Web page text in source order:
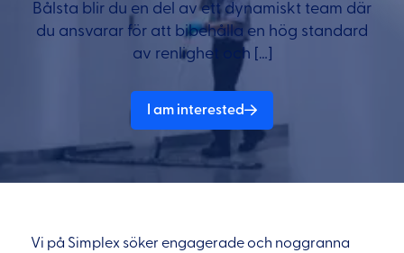
Bålsta blir du en del av ett dynamiskt team där
du ansvarar för att bibehålla en hög standard
av renlighet och […]
I am interested
Vi på Simplex söker engagerade och noggranna